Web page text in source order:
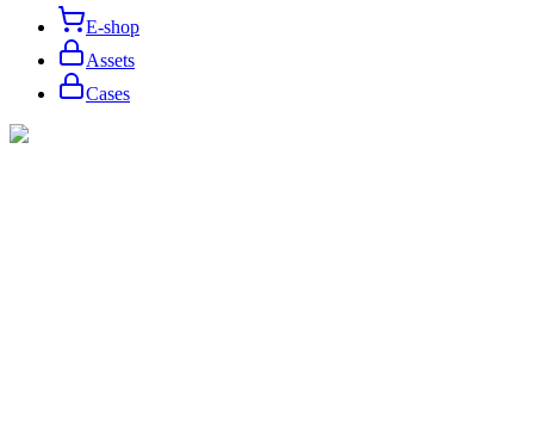
E-shop
Assets
Cases